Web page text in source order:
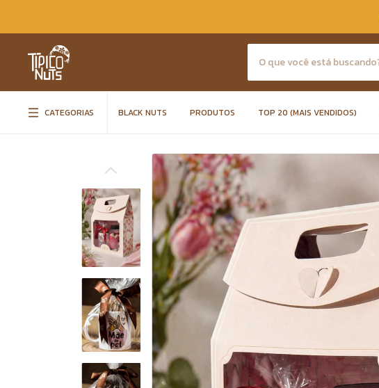
CATEGORIAS BLACK NUTS PRODUTOS TOP 20 (MAIS VENDIDOS)